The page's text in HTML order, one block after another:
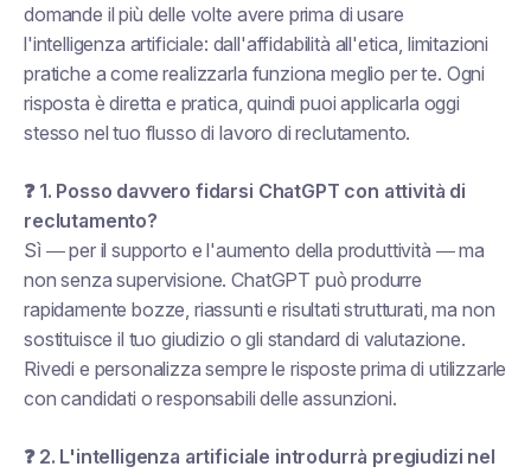
domande il più delle volte avere prima di usare
l'intelligenza artificiale: dall'affidabilità all'etica, limitazioni
pratiche a come realizzarla funziona meglio per te. Ogni
risposta è diretta e pratica, quindi puoi applicarla oggi
stesso nel tuo flusso di lavoro di reclutamento.
❓ 1. Posso davvero fidarsi ChatGPT con attività di
reclutamento?
Sì —per il supporto e l'aumento della produttività — ma
non senza supervisione. ChatGPT può produrre
rapidamente bozze, riassunti e risultati strutturati, ma non
sostituisce il tuo giudizio o gli standard di valutazione.
Rivedi e personalizza sempre le risposte prima di utilizzarle
con candidati o responsabili delle assunzioni.
❓ 2. L'intelligenza artificiale introdurrà pregiudizi nel